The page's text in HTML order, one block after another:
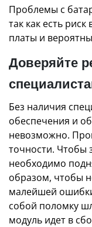
Проблемы с
так как есть
платы и
Доверяйте
Без наличия
обеспечения и
невозможно.
точности. Чтобы
необходимо
образом, чтобы
малейшей
собой поломку
модуль идет в